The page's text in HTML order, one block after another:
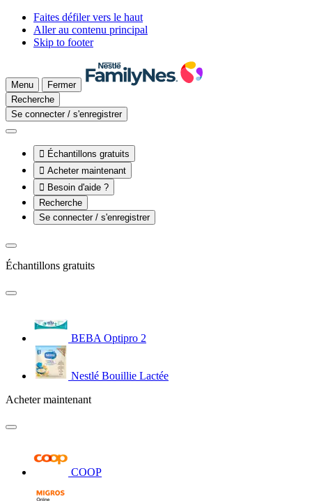
Faites défiler vers le haut
Aller au contenu principal
Skip to footer
Menu
Fermer
Recherche
Se connecter / s'enregistrer
 Échantillons gratuits
 Acheter maintenant
 Besoin d'aide ?
Recherche
Se connecter / s'enregistrer
Échantillons gratuits
BEBA Optipro 2
Nestlé Bouillie Lactée
Acheter maintenant
COOP